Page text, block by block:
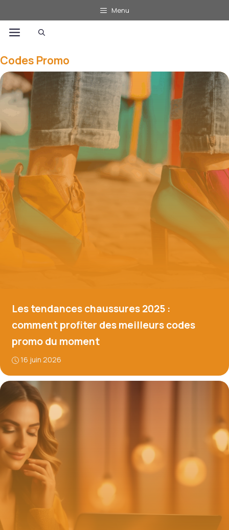
au
contenu
Menu
Menu
Codes Promo
Les tendances chaussures 2025 :
comment profiter des meilleurs codes
promo du moment
16 juin 2026